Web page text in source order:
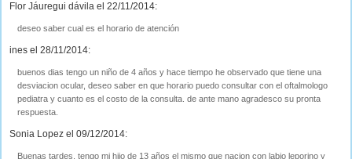
Flor Jáuregui dávila el 22/11/2014:
deseo saber cual es el horario de atención
ines el 28/11/2014:
buenos dias tengo un niño de 4 años y hace tiempo he observado que tiene una
desviacion ocular, deseo saber en que horario puedo consultar con el oftalmologo
pediatra y cuanto es el costo de la consulta. de ante mano agradesco su pronta
respuesta.
Sonia Lopez el 09/12/2014:
Buenas tardes, tengo mi hijo de 13 años el mismo que nacion con labio leporino y